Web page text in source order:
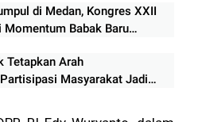
di Medan, Kongres XXII
Babak Baru
Tetapkan Arah
Masyarakat Jadi